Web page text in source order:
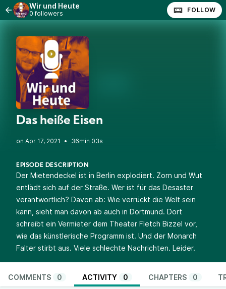
Wir und Heute
0 followers FOLLOW
Das heiße Eisen
• 36min 03s
EPISODE DESCRIPTION
Der Mietendeckel ist in Berlin explodiert. Zorn und Wut
entlädt sich auf der Straße. Wer ist für das Desaster
verantwortlich? Davon ab: Wie verrückt die Welt sein
kann, sieht man davon ab auch in Dortmund. Dort
schreibt ein Vermieter dem Theater Fletch Bizzel vor,
wie das künstlerische Programm ist. Und der Monarch
Falter stirbt aus. Viele schlechte Nachrichten. Leider.
COMMENTS 0 ACTIVITY 0 CHAPTERS 0